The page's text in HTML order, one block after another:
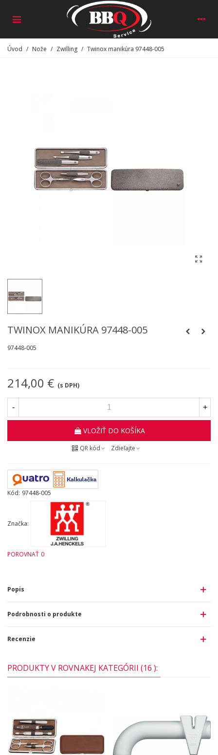
Úvod / Nože / Zwilling / Twinox manikúra 97448-005
TWINOX MANIKÚRA 97448-005
97448-005
214,00 € (s DPH)
- +
VLOŽIŤ DO KOŠÍKA
QR kód Zdieľajte
Kód: 97448-005
Značka:
POROVNAŤ 0
Popis
Podrobnosti o produkte
Recenzie
PRODUKTY V ROVNAKEJ KATEGÓRII (16 ):